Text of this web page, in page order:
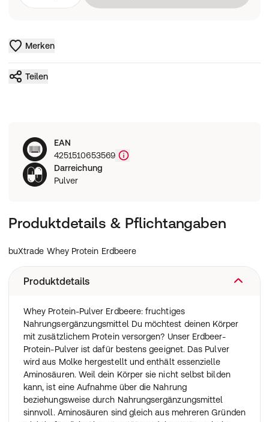
Merken
Teilen
EAN
4251510653569
Darreichung
Pulver
Produktdetails & Pflichtangaben
buXtrade Whey Protein Erdbeere
Produktdetails
Whey Protein-Pulver Erdbeere: fruchtiges
Nahrungsergänzungsmittel Du möchtest deinen Körper
mit zusätzlichem Protein versorgen? Unser Erdbeer-
Protein-Pulver ist dafür bestens geeignet. Das Pulver
wird aus Molke hergestellt und enthält essenzielle
Aminosäuren. Weil dein Körper sie nicht selbst bilden
kann, ist eine Aufnahme über die Nahrung
beziehungsweise durch Nahrungsergänzungsmittel
sinnvoll. Aminosäuren sind gleich aus mehreren Gründen